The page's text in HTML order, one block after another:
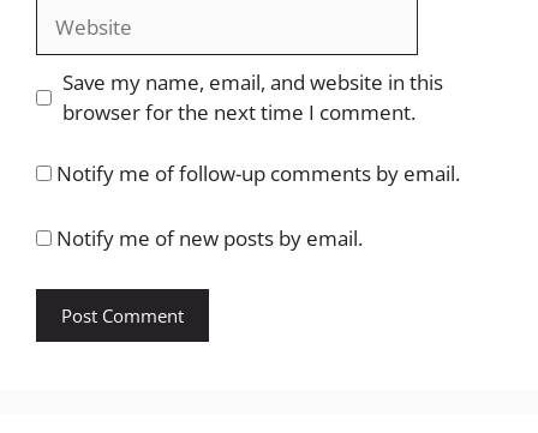
Website
Save my name, email, and website in this
browser for the next time I comment.
Notify me of follow-up comments by email.
Notify me of new posts by email.